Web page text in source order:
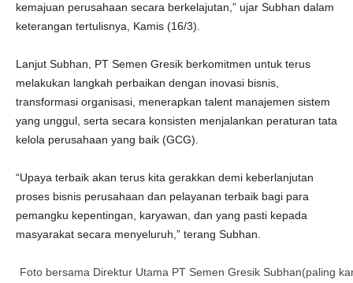
kemajuan perusahaan secara berkelajutan,” ujar Subhan dalam
keterangan tertulisnya, Kamis (16/3).
Lanjut Subhan, PT Semen Gresik berkomitmen untuk terus
melakukan langkah perbaikan dengan inovasi bisnis,
transformasi organisasi, menerapkan talent manajemen sistem
yang unggul, serta secara konsisten menjalankan peraturan tata
kelola perusahaan yang baik (GCG).
“Upaya terbaik akan terus kita gerakkan demi keberlanjutan
proses bisnis perusahaan dan pelayanan terbaik bagi para
pemangku kepentingan, karyawan, dan yang pasti kepada
masyarakat secara menyeluruh,” terang Subhan.
Foto bersama Direktur Utama PT Semen Gresik Subhan(paling